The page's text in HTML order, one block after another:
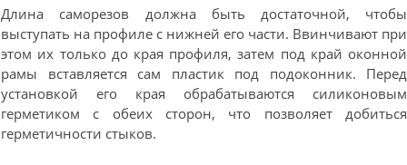
Длина саморезов должна быть достаточной, чтобы
выступать на профиле с нижней его части. Ввинчивают при
этом их только до края профиля, затем под край оконной
рамы вставляется сам пластик под подоконник. Перед
установкой его края обрабатываются силиконовым
герметиком с обеих сторон, что позволяет добиться
герметичности стыков.